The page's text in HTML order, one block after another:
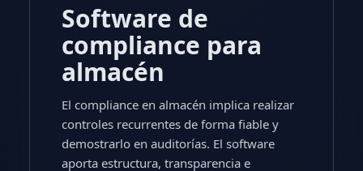
Software de
compliance para
almacén
El compliance en almacén implica realizar
controles recurrentes de forma fiable y
demostrarlo en auditorías. El software
aporta estructura, transparencia e